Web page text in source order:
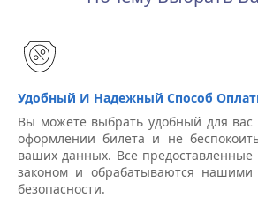
Удобный И Надежный Способ
Вы можете выбрать удобный для вас
оформлении билета и не
ваших данных. Все
законом и обрабатываются нашими
безопасности.